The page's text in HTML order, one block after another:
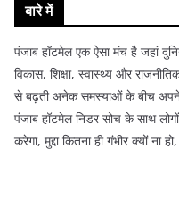
बारे में
पंजाब हॉटमेल एक ऐसा मंच है जहां
विकास, शिक्षा, स्वास्थ्य और
से बढ़ती अनेक समस्याओं के बीच अपने
पंजाब हॉटमेल निडर सोच के साथ
करेगा, मुद्दा कितना ही गंभीर क्यों ना